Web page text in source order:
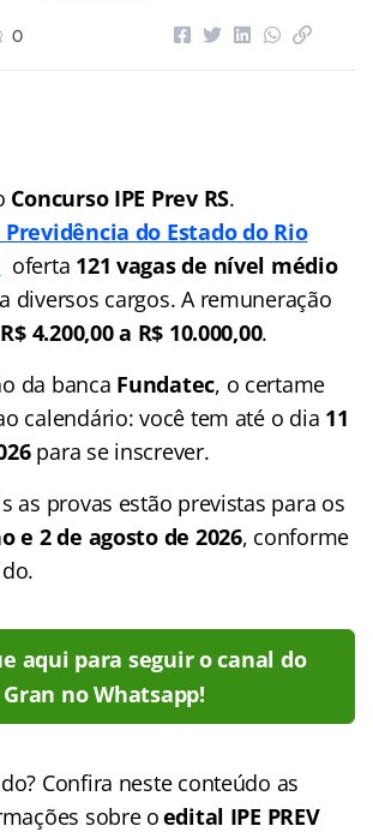
0
Concurso IPE Prev RS.
do Estado do Rio
oferta 121 vagas de nível médio
diversos cargos. A remuneração
R$ 4.200,00 a R$ 10.000,00.
da banca Fundatec, o certame
calendário: você tem até o dia 11
para se inscrever.
as provas estão previstas para os
e 2 de agosto de 2026, conforme
aqui para seguir o canal do
Gran no Whatsapp!
Confira neste conteúdo as
sobre oedital IPE PREV